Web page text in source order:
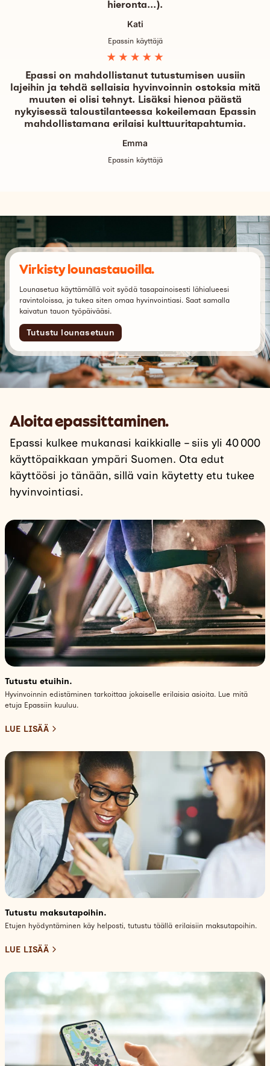
hieronta...).
Kati
Epassin käyttäjä
Epassi on mahdollistanut tutustumisen uusiin
lajeihin ja tehdä sellaisia hyvinvoinnin ostoksia mitä
muuten ei olisi tehnyt. Lisäksi hienoa päästä
nykyisessä taloustilanteessa kokeilemaan Epassin
mahdollistamana erilaisi kulttuuritapahtumia.
Emma
Epassin käyttäjä
Virkisty lounastauoilla.
Lounasetua käyttämällä voit syödä tasapainoisesti lähialueesi
ravintoloissa, ja tukea siten omaa hyvinvointiasi. Saat samalla
kaivatun tauon työpäivääsi.
Tutustu lounasetuun
Aloita epassittaminen.
Epassi kulkee mukanasi kaikkialle – siis yli 40 000
käyttöpaikkaan ympäri Suomen. Ota edut
käyttöösi jo tänään, sillä vain käytetty etu tukee
hyvinvointiasi.
Tutustu etuihin.
Hyvinvoinnin edistäminen tarkoittaa jokaiselle erilaisia asioita. Lue mitä
etuja Epassiin kuuluu.
LUE LISÄÄ
Tutustu maksutapoihin.
Etujen hyödyntäminen käy helposti, tutustu täällä erilaisiin maksutapoihin.
LUE LISÄÄ